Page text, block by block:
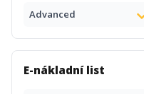
Advanced
E-nákladní list